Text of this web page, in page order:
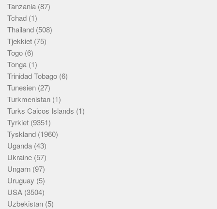
Tanzania (87)
Tchad (1)
Thailand (508)
Tjekkiet (75)
Togo (6)
Tonga (1)
Trinidad Tobago (6)
Tunesien (27)
Turkmenistan (1)
Turks Caicos Islands (1)
Tyrkiet (9351)
Tyskland (1960)
Uganda (43)
Ukraine (57)
Ungarn (97)
Uruguay (5)
USA (3504)
Uzbekistan (5)